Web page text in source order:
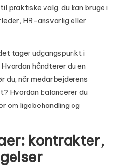
praktiske valg, du kan bruge i
HR-ansvarlig eller
tager udgangspunkt i
håndterer du en
du, når medarbejderens
Hvordan balancerer du
om ligebehandling og
kontrakter,